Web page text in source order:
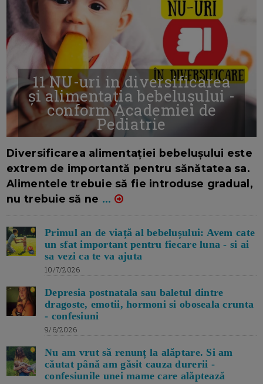
11 NU-uri in diversificarea
și alimentația bebelușului -
conform Academiei de
Pediatrie
Diversificarea alimentației bebelușului este
extrem de importantă pentru sănătatea sa.
Alimentele trebuie să fie introduse gradual,
nu trebuie să ne ...
Primul an de viață al bebelușului: Avem cate
un sfat important pentru fiecare luna - si ai
sa vezi ca te va ajuta
10/7/2026
Depresia postnatala sau baletul dintre
dragoste, emotii, hormoni si oboseala crunta
- confesiuni
9/6/2026
Nu am vrut să renunț la alăptare. Si am
căutat până am găsit cauza durerii -
confesiunile unei mame care alăptează